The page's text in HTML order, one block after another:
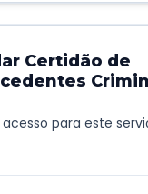
Certidão de
para este